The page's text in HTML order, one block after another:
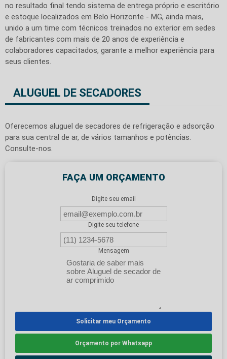
no resultado final tendo sistema de entrega próprio e escritório
e estoque localizados em Belo Horizonte - MG, ainda mais,
unido a um time com técnicos treinados no exterior em sedes
de fabricantes com mais de 20 anos de experiência e
colaboradores capacitados, garante a melhor experiência para
seus clientes.
ALUGUEL DE SECADORES
Oferecemos aluguel de secadores de refrigeração e adsorção
para sua central de ar, de vários tamanhos e potências.
Consulte-nos.
FAÇA UM ORÇAMENTO
Digite seu email
Digite seu telefone
Mensagem
Solicitar meu Orçamento
Orçamento por Whatsapp